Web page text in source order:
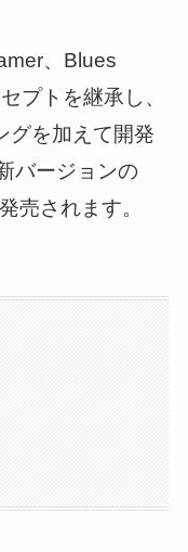
、Blues
プトを継承し、
グを加えて開発
バージョンの
売されます。